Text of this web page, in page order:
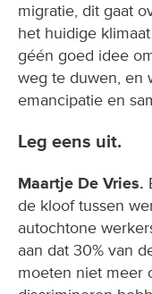
migratie, dit gaat
het huidige
géén goed idee
weg te duwen, en
emancipatie en
Leg eens uit.
Maartje De Vries.
de kloof tussen
autochtone
aan dat 30% van
moeten niet meer